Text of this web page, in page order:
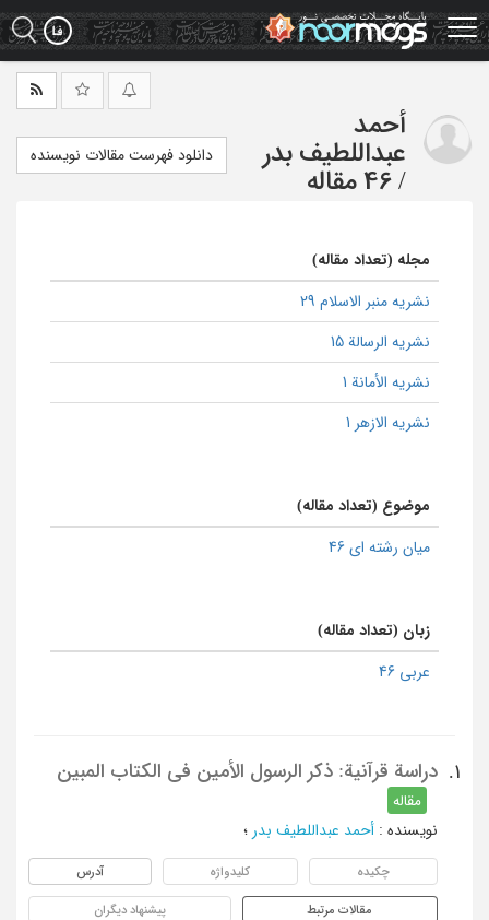
Skip
to
main
أحمد
عبداللطیف بدر
/ 46 مقاله
دانلود فهرست مقالات نویسنده
مجله (تعداد مقاله)
نشریه منبر الاسلام 29
نشریه الرسالة 15
نشریه الأمانة 1
نشریه الازهر 1
موضوع (تعداد مقاله)
میان رشته ای 46
زبان (تعداد مقاله)
عربی 46
1. دراسة قرآنیة: ذکر الرسول الأمین فی الکتاب المبین
مقاله
نویسنده : أحمد عبداللطیف بدر ؛
چکیده کلیدواژه آدرس
مقالات مرتبط پیشنهاد دیگران